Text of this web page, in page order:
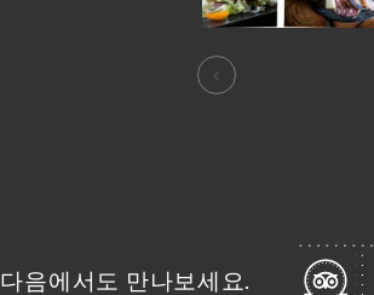
다음에서도 만나보세요.